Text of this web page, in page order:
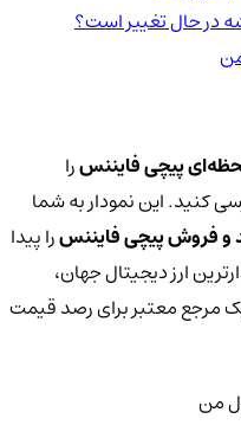
حال تغییر است؟
پیچی فایننسرا
کنید. این نمودار به شما
فروش پیچی فایننسرا پیدا
ارز دیجیتال جهان،
مرجع معتبر برای رصد قیمت
من